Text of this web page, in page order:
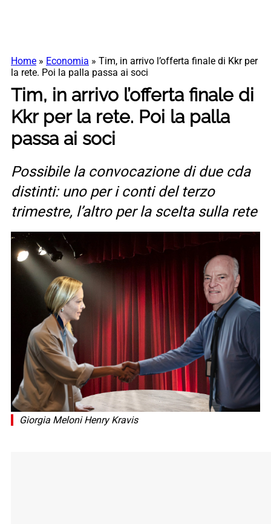
Home » Economia » Tim, in arrivo l’offerta finale di Kkr per
la rete. Poi la palla passa ai soci
Tim, in arrivo l’offerta finale di
Kkr per la rete. Poi la palla
passa ai soci
Possibile la convocazione di due cda
distinti: uno per i conti del terzo
trimestre, l’altro per la scelta sulla rete
Giorgia Meloni Henry Kravis